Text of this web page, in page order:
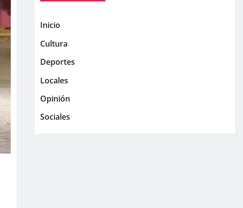
Inicio
Cultura
Deportes
Locales
Opinión
Sociales